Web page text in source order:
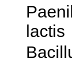
lactis